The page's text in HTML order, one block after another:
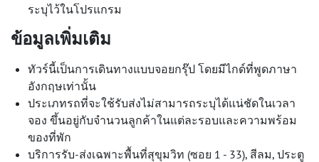
ระบุไว้ในโปรแกรม
ข้อมูลเพิ่มเติม
ทัวร์นี้เป็นการเดินทางแบบจอยกรุ๊ป โดยมีไกด์ที่พูดภาษา
อังกฤษเท่านั้น
ประเภทรถที่จะใช้รับส่งไม่สามารถระบุได้แน่ชัดในเวลา
จอง ขึ้นอยู่กับจำนวนลูกค้าในแต่ละรอบและความพร้อม
ของที่พัก
บริการรับ-ส่งเฉพาะพื้นที่สุขุมวิท (ซอย 1 - 33), สีลม, ประตู